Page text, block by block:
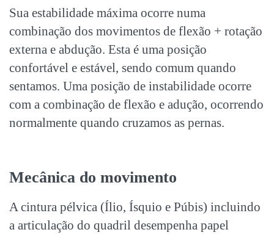
Sua estabilidade máxima ocorre numa
combinação dos movimentos de flexão + rotação
externa e abdução. Esta é uma posição
confortável e estável, sendo comum quando
sentamos. Uma posição de instabilidade ocorre
com a combinação de flexão e adução, ocorrendo
normalmente quando cruzamos as pernas.
Mecânica do movimento
A cintura pélvica (Ílio, Ísquio e Púbis) incluindo
a articulação do quadril desempenha papel